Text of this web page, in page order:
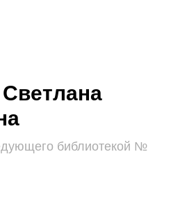
библиотекой №